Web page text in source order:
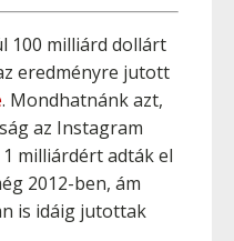
100 milliárd dollárt
eredményre jutott
. Mondhatnánk azt,
az Instagram
milliárdért adták el
2012-ben, ám
is idáig jutottak